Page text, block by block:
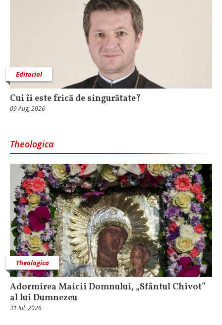
Editorial
Cui îi este frică de singurătate?
09 Aug, 2026
Theologica
Theologica
Adormirea Maicii Domnului, „Sfântul Chivot”
al lui Dumnezeu
31 Iul, 2026